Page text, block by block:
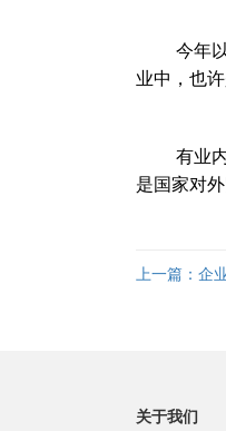
今年以来
业中，也
有业内人
是国家对
上一篇： 企
关于我们